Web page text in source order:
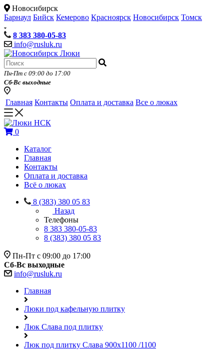
Новосибирск
Барнаул Бийск Кемерово Красноярск Новосибирск Томск
8 383 380-05-83
info@rusluk.ru
Пн-Пт с 09:00 до 17:00
Сб-Вс выходные
Главная Контакты Оплата и доставка Все о люках
0
Каталог
Главная
Контакты
Оплата и доставка
Всё о люках
8 (383) 380 05 83
Назад
Телефоны
8 383 380-05-83
8 (383) 380 05 83
Пн-Пт с 09:00 до 17:00
Сб-Вс выходные
info@rusluk.ru
Главная
Люки под кафельную плитку
Люк Слава под плитку
Люк под плитку Слава 900х1100 /1100